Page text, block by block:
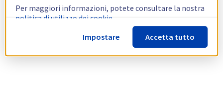
Per maggiori informazioni, potete consultare la nostra
politica di utilizzo dei cookie.
Impostare
Accetta tutto